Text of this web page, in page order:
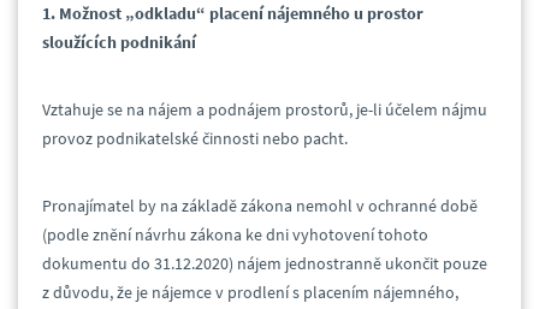
1. Možnost „odkladu“ placení nájemného u prostor
sloužících podnikání
Vztahuje se na nájem a podnájem prostorů, je-li účelem nájmu
provoz podnikatelské činnosti nebo pacht.
Pronajímatel by na základě zákona nemohl v ochranné době
(podle znění návrhu zákona ke dni vyhotovení tohoto
dokumentu do 31.12.2020) nájem jednostranně ukončit pouze
z důvodu, že je nájemce v prodlení s placením nájemného,